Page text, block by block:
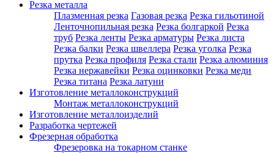
Резка металла
Плазменная резка Газовая резка Резка гильотиной
Ленточнопильная резка Резка болгаркой Резка
труб Резка ленты Резка арматуры Резка листа
Резка балки Резка швеллера Резка уголка Резка
прутка Резка профиля Резка стали Резка алюминия
Резка нержавейки Резка оцинковки Резка меди
Резка титана Резка латуни
Изготовление металлоконструкций
Монтаж металлоконструкций
Изготовление металлоизделий
Разработка чертежей
Фрезерная обработка
Фрезеровка на токарном станке